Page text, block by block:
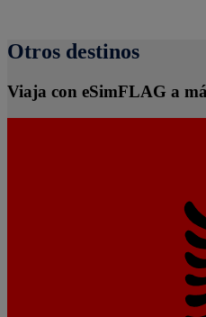
Otros destinos
Viaja con eSimFLAG a